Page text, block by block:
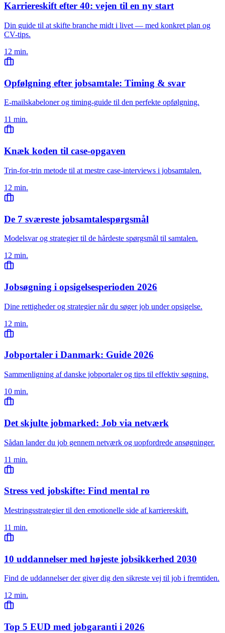
Karriereskift efter 40: vejen til en ny start
Din guide til at skifte branche midt i livet — med konkret plan og
CV-tips.
12 min.
Opfølgning efter jobsamtale: Timing & svar
E-mailskabeloner og timing-guide til den perfekte opfølgning.
11 min.
Knæk koden til case-opgaven
Trin-for-trin metode til at mestre case-interviews i jobsamtalen.
12 min.
De 7 sværeste jobsamtalespørgsmål
Modelsvar og strategier til de hårdeste spørgsmål til samtalen.
12 min.
Jobsøgning i opsigelsesperioden 2026
Dine rettigheder og strategier når du søger job under opsigelse.
12 min.
Jobportaler i Danmark: Guide 2026
Sammenligning af danske jobportaler og tips til effektiv søgning.
10 min.
Det skjulte jobmarked: Job via netværk
Sådan lander du job gennem netværk og uopfordrede ansøgninger.
11 min.
Stress ved jobskifte: Find mental ro
Mestringsstrategier til den emotionelle side af karriereskift.
11 min.
10 uddannelser med højeste jobsikkerhed 2030
Find de uddannelser der giver dig den sikreste vej til job i fremtiden.
12 min.
Top 5 EUD med jobgaranti i 2026